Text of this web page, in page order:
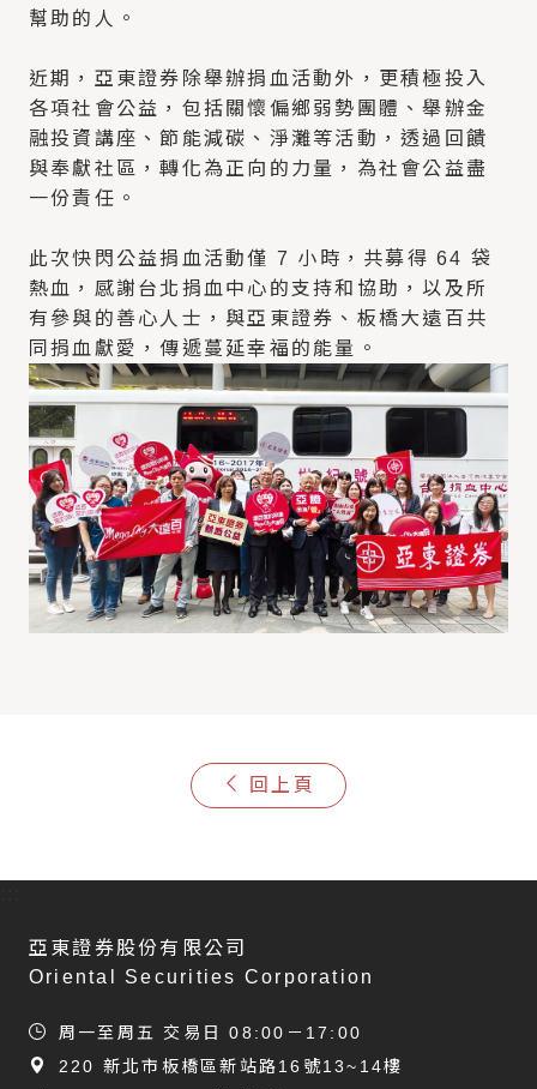
幫助的人。
近期，亞東證券除舉辦捐血活動外，更積極投入
各項社會公益，包括關懷偏鄉弱勢團體、舉辦金
融投資講座、節能減碳、淨灘等活動，透過回饋
與奉獻社區，轉化為正向的力量，為社會公益盡
一份責任。
此次快閃公益捐血活動僅 7 小時，共募得 64 袋
熱血，感謝台北捐血中心的支持和協助，以及所
有參與的善心人士，與亞東證券、板橋大遠百共
同捐血獻愛，傳遞蔓延幸福的能量。
回上頁
亞東證券股份有限公司
Oriental Securities Corporation
周一至周五 交易日 08:00－17:00
220 新北市板橋區新站路16號13~14樓